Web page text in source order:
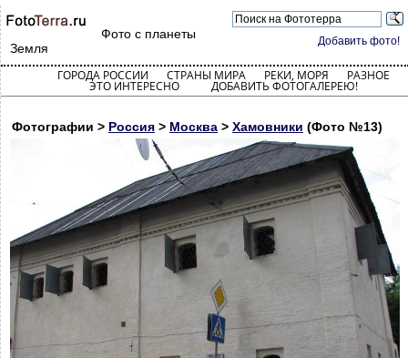
Добавить фото!
Фото с планеты
Земля
ГОРОДА РОССИИ СТРАНЫ МИРА РЕКИ, МОРЯ РАЗНОЕ
ЭТО ИНТЕРЕСНО ДОБАВИТЬ ФОТОГАЛЕРЕЮ!
Фотографии > Россия > Москва > Хамовники (Фото №13)